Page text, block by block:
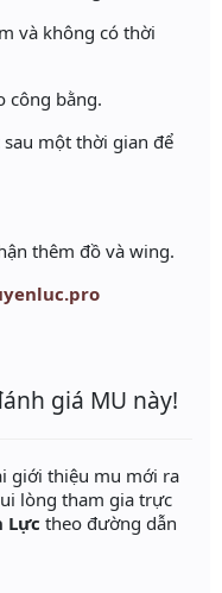
và không có thời
công bằng.
một thời gian để
thêm đồ và wing.
giá MU này!
giới thiệu mu mới ra
lòng tham gia trực
Lực theo đường dẫn